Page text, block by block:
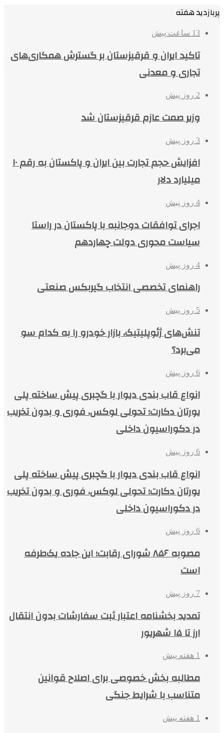
پربازدید هفته
13 ساعت پیش
تاکید ایران و قرقیزستان بر گسترش همکاری‌های
تجاری و معدنی
2 روز پیش
وزیر صمت عازم قرقیزستان شد
3 روز پیش
افزایش حجم تجارت بین ایران و پاکستان به رقم ۱۰
میلیارد دلار
4 روز پیش
اجرای توافقات دوجانبه با پاکستان در راستا
سیاست محوری دولت چهاردهم
4 روز پیش
راهنمای تخصصی انتخاب گیربکس صنعتی
5 روز پیش
تنش‌های ژئوپلیتیک، بازار خودرو را به کدام سو
می‌برد؟
6 روز پیش
انواع قاب بندی دیوار با گچبری پیش ساخته پلی
یورتان دکارت؛ تحولی لوکس، فوری و بدون تخریب
در دکوراسیون داخلی
6 روز پیش
انواع قاب بندی دیوار با گچبری پیش ساخته پلی
یورتان دکارت؛ تحولی لوکس، فوری و بدون تخریب
در دکوراسیون داخلی
6 روز پیش
مصوبه ۸۵۶ شورای رقابت؛ این جاده یک‌طرفه
است
7 روز پیش
تمدید بخشنامه اعتبار ثبت سفارشات بدون انتقال
ارز تا ۱۵ شهریور
1 هفته پیش
مطالبه بخش خصوصی برای اصلاح قوانین
متناسب با شرایط جنگی
1 هفته پیش